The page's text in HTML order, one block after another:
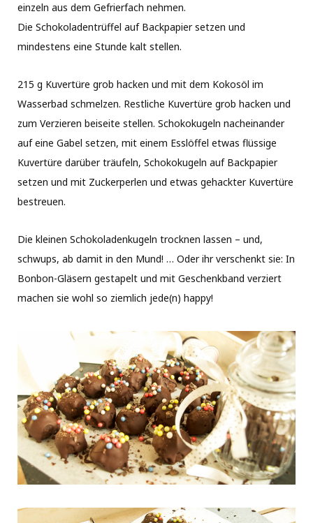
einzeln aus dem Gefrierfach nehmen.
Die Schokoladentrüffel auf Backpapier setzen und
mindestens eine Stunde kalt stellen.
215 g Kuvertüre grob hacken und mit dem Kokosöl im
Wasserbad schmelzen. Restliche Kuvertüre grob hacken und
zum Verzieren beiseite stellen. Schokokugeln nacheinander
auf eine Gabel setzen, mit einem Esslöffel etwas flüssige
Kuvertüre darüber träufeln, Schokokugeln auf Backpapier
setzen und mit Zuckerperlen und etwas gehackter Kuvertüre
bestreuen.
Die kleinen Schokoladenkugeln trocknen lassen – und,
schwups, ab damit in den Mund! … Oder ihr verschenkt sie: In
Bonbon-Gläsern gestapelt und mit Geschenkband verziert
machen sie wohl so ziemlich jede(n) happy!